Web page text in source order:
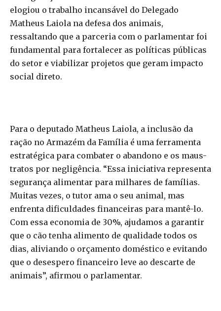
elogiou o trabalho incansável do Delegado
Matheus Laiola na defesa dos animais,
ressaltando que a parceria com o parlamentar foi
fundamental para fortalecer as políticas públicas
do setor e viabilizar projetos que geram impacto
social direto.
Para o deputado Matheus Laiola, a inclusão da
ração no Armazém da Família é uma ferramenta
estratégica para combater o abandono e os maus-
tratos por negligência. “Essa iniciativa representa
segurança alimentar para milhares de famílias.
Muitas vezes, o tutor ama o seu animal, mas
enfrenta dificuldades financeiras para mantê-lo.
Com essa economia de 30%, ajudamos a garantir
que o cão tenha alimento de qualidade todos os
dias, aliviando o orçamento doméstico e evitando
que o desespero financeiro leve ao descarte de
animais”, afirmou o parlamentar.